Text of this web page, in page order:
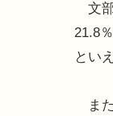
文部
21.8
とい
また